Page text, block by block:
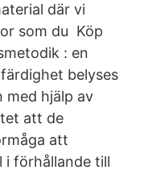
där vi
som du Köp
: en
belyses
med hjälp av
att de
att
i förhållande till